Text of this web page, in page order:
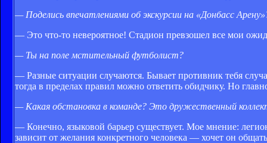
— Поделись впечатлениями об экскурсии на «Донбасс
— Это что-то невероятное! Стадион превзошел все мои
— Ты на поле мстительный футболист?
— Разные ситуации случаются. Бывает противник тебя
тогда в пределах правил можно ответить обидчику. Но
— Какая обстановка в команде? Это дружественный
— Конечно, языковой барьер существует. Мое мнение:
зависит от желания конкретного человека — хочет он